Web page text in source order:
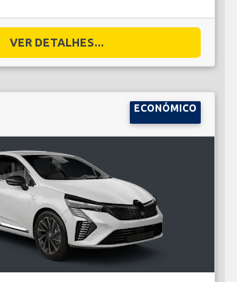
VER DETALHES...
ECONÓMICO